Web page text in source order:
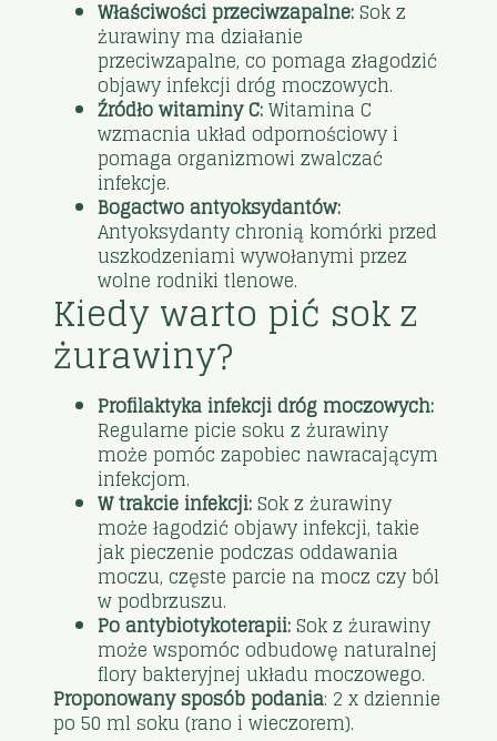
Właściwości przeciwzapalne:Sok z
żurawiny ma działanie
przeciwzapalne, co pomaga złagodzić
objawy infekcji dróg moczowych.
Źródło witaminy C:Witamina C
wzmacnia układ odpornościowy i
pomaga organizmowi zwalczać
infekcje.
Bogactwo antyoksydantów:
Antyoksydanty chronią komórki przed
uszkodzeniami wywołanymi przez
wolne rodniki tlenowe.
Kiedy warto pić sok z
żurawiny?
Profilaktyka infekcji dróg moczowych:
Regularne picie soku z żurawiny
może pomóc zapobiec nawracającym
infekcjom.
W trakcie infekcji:Sok z żurawiny
może łagodzić objawy infekcji, takie
jak pieczenie podczas oddawania
moczu, częste parcie na mocz czy ból
w podbrzuszu.
Po antybiotykoterapii:Sok z żurawiny
może wspomóc odbudowę naturalnej
flory bakteryjnej układu moczowego.
Proponowany sposób podania: 2 x dziennie
po 50 ml soku (rano i wieczorem).